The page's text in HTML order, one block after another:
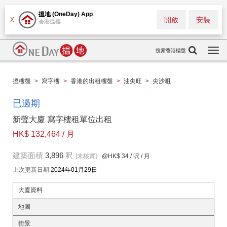
X
搵地 (OneDay) App
香港搵樓 安裝
開啟
搜索香港樓盤
搵樓盤 > 寫字樓 > 香港的出租樓盤 > 油尖旺 > 尖沙咀
已過期
新聲大廈 寫字樓租單位出租
HK$ 132,464 / 月
建築面積 3,896 呎 [未核實] @HK$ 34 / 呎 / 月
上次更新日期 2024年01月29日
大廈資料
地圖
街景